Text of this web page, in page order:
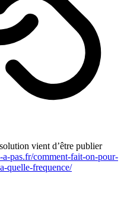
vient d’être publier
a-pas.fr/comment-fait-on-pour-
quelle-frequence/